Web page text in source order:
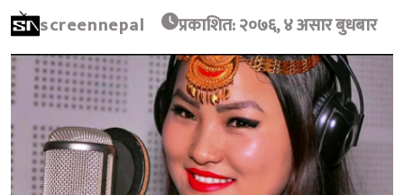
screennepal प्रकाशित: २०७६, ४ असार बुधबार